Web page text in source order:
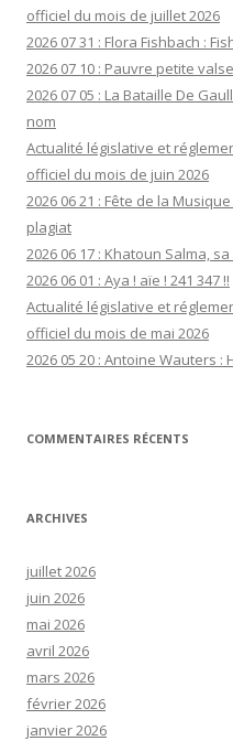
officiel du mois de juillet 2026
2026 07 31 : Flora Fishbach :
2026 07 10 : Pauvre petite
2026 07 05 : La Bataille De
nom
Actualité législative et
officiel du mois de juin 2026
2026 06 21 : Fête de la
plagiat
2026 06 17 : Khatoun Salma,
2026 06 01 : Aya ! aïe ! 241 347 !!
Actualité législative et
officiel du mois de mai 2026
2026 05 20 : Antoine Wauters :
COMMENTAIRES RÉCENTS
ARCHIVES
juillet 2026
juin 2026
mai 2026
avril 2026
mars 2026
février 2026
janvier 2026